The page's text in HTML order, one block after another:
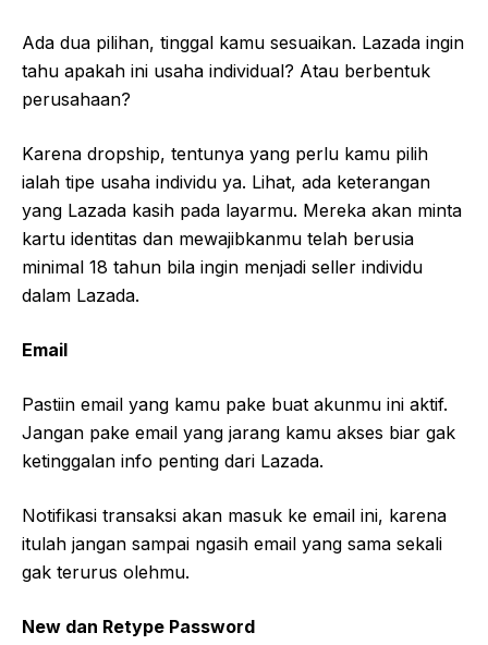
Ada dua pilihan, tinggal kamu sesuaikan. Lazada ingin
tahu apakah ini usaha individual? Atau berbentuk
perusahaan?
Karena dropship, tentunya yang perlu kamu pilih
ialah tipe usaha individu ya. Lihat, ada keterangan
yang Lazada kasih pada layarmu. Mereka akan minta
kartu identitas dan mewajibkanmu telah berusia
minimal 18 tahun bila ingin menjadi seller individu
dalam Lazada.
Email
Pastiin email yang kamu pake buat akunmu ini aktif.
Jangan pake email yang jarang kamu akses biar gak
ketinggalan info penting dari Lazada.
Notifikasi transaksi akan masuk ke email ini, karena
itulah jangan sampai ngasih email yang sama sekali
gak terurus olehmu.
New dan Retype Password